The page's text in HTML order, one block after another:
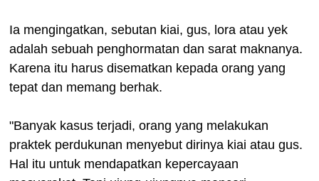
Ia mengingatkan, sebutan kiai, gus, lora atau yek
adalah sebuah penghormatan dan sarat maknanya.
Karena itu harus disematkan kepada orang yang
tepat dan memang berhak.
"Banyak kasus terjadi, orang yang melakukan
praktek perdukunan menyebut dirinya kiai atau gus.
Hal itu untuk mendapatkan kepercayaan